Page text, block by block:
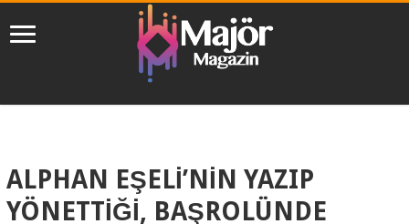
ALPHAN EŞELİ’NİN YAZIP
YÖNETTİĞİ, BAŞROLÜNDE